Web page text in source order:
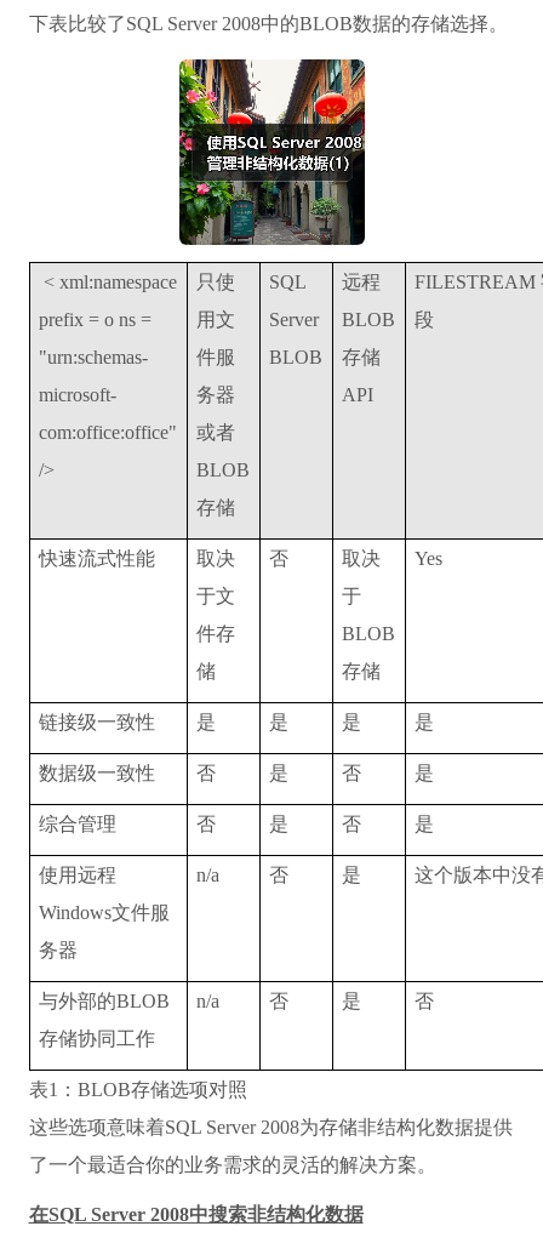
下表比较了SQL Server 2008中的BLOB数据的存储选择。
< xml:namespace
prefix = o ns =
"urn:schemas-
microsoft-
com:office:office"
/>
只使
用文
件服
务器
或者
BLOB
存储
SQL
Server
BLOB
远程
BLOB
存储
API
FILESTREAM
段
快速流式性能
取决
于文
件存
储
否
取决
于
BLOB
存储
Yes
链接级一致性 是 是 是 是
数据级一致性 否 是 否 是
综合管理 否 是 否 是
使用远程
Windows文件服
务器
n/a 否 是 这个版本中没
与外部的BLOB
存储协同工作
n/a 否 是 否
表1：BLOB存储选项对照
这些选项意味着SQL Server 2008为存储非结构化数据提供
了一个最适合你的业务需求的灵活的解决方案。
在SQL Server 2008中搜索非结构化数据